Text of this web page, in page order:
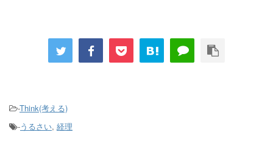
-Think(考える)
-うるさい, 経理